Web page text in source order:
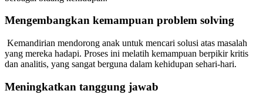
Mengembangkan kemampuan problem solving
Kemandirian mendorong anak untuk mencari solusi atas masalah
yang mereka hadapi. Proses ini melatih kemampuan berpikir kritis
dan analitis, yang sangat berguna dalam kehidupan sehari-hari.
Meningkatkan tanggung jawab